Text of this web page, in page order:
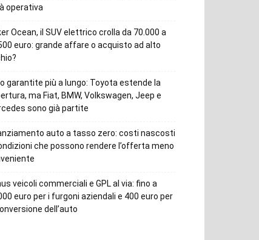
operativa
Ocean, il SUV elettrico crolla da 70.000 a
euro: grande affare o acquisto ad alto
garantite più a lungo: Toyota estende la
ma Fiat, BMW, Volkswagen, Jeep e
sono già partite
auto a tasso zero: costi nascosti
che possono rendere l’offerta meno
veicoli commerciali e GPL al via: fino a
euro per i furgoni aziendali e 400 euro per
dell’auto